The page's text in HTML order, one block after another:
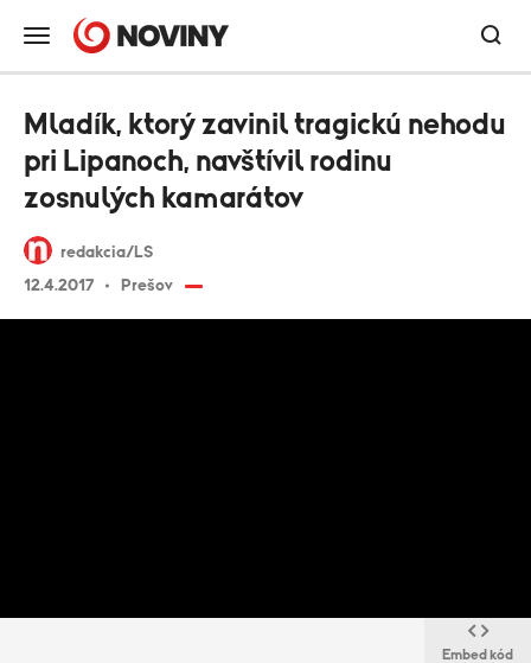
redakcia/LS
12.4.2017
Prešov
Mladík, ktorý zavinil tragickú nehodu
pri Lipanoch, navštívil rodinu
zosnulých kamarátov
Embed kód